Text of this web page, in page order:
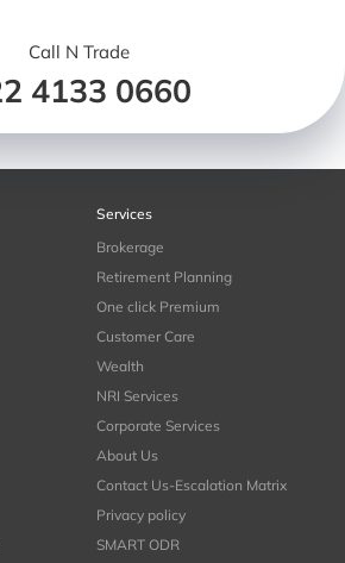
Call N Trade
4133 0660
Services
Brokerage
Retirement Planning
One click Premium
Customer Care
Wealth
NRI Services
Corporate Services
About Us
Contact Us-Escalation Matrix
Privacy policy
SMART ODR